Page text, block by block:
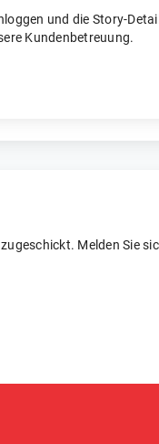
und die Story-
Kundenbetreuung.
Melden Sie